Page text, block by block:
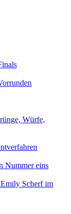
Würfe,
Nummer eins
Scherf im